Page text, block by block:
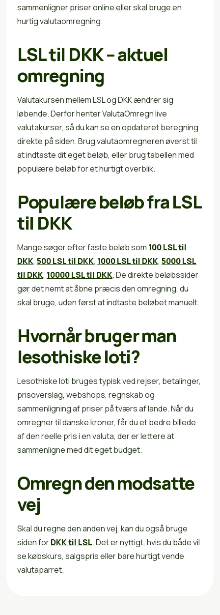
sammenligner priser online eller skal bruge en
hurtig valutaomregning.
LSL til DKK – aktuel
omregning
Valutakursen mellem LSL og DKK ændrer sig
løbende. Derfor henter ValutaOmregn live
valutakurser, så du kan se en opdateret beregning
direkte på siden. Brug valutaomregneren øverst til
at indtaste dit eget beløb, eller brug tabellen med
populære beløb for et hurtigt overblik.
Populære beløb fra LSL
til DKK
Mange søger efter faste beløb som 100 LSL til
DKK, 500 LSL til DKK, 1000 LSL til DKK, 5000 LSL
til DKK, 10000 LSL til DKK. De direkte beløbssider
gør det nemt at åbne præcis den omregning, du
skal bruge, uden først at indtaste beløbet manuelt.
Hvornår bruger man
lesothiske loti?
Lesothiske loti bruges typisk ved rejser, betalinger,
prisoverslag, webshops, regnskab og
sammenligning af priser på tværs af lande. Når du
omregner til danske kroner, får du et bedre billede
af den reelle pris i en valuta, der er lettere at
sammenligne med dit eget budget.
Omregn den modsatte
vej
Skal du regne den anden vej, kan du også bruge
siden forDKK til LSL. Det er nyttigt, hvis du både vil
se købskurs, salgspris eller bare hurtigt vende
valutaparret.